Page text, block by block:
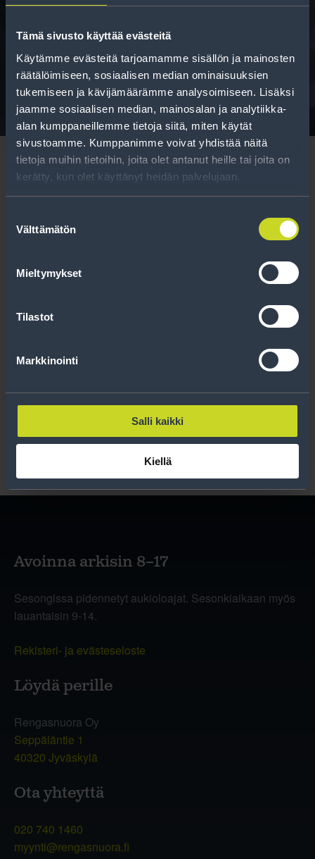
Tämä sivusto käyttää evästeitä
Käytämme evästeitä tarjoamamme sisällön ja mainosten
räätälöimiseen, sosiaalisen median ominaisuuksien
tukemiseen ja kävijämäärämme analysoimiseen. Lisäksi
jaamme sosiaalisen median, mainosalan ja analytiikka-
alan kumppaneillemme tietoja siitä, miten käytät
sivustoamme. Kumppanimme voivat yhdistää näitä
tietoja muihin tietoihin, joita olet antanut heille tai joita on
kerätty, kun olet käyttänyt heidän palvelujaan.
valinta
Välttämätön
Mieltymykset
Tilastot
Markkinointi
Salli kaikki
Kiellä
Rengasinfo
Tavallisen ihmisen tietoa merkinnöistä, renkaista ja
niiden huoltamisesta.
Tilaa uutiskirje
ajankohtaista tietoa renkaisiin liittyen,
tuotetarjouksemme.
Tilaa
Lue rekisteriseloste.
Avoinna arkisin 8–17
Sesongissa pidennetyt aukioloajat. Sesonkiaikaan myös
lauantaisin 9-14.
Rekisteri- ja evästeseloste
Löydä perille
Rengasnuora Oy
Seppäläntie 1
40320 Jyväskylä
Ota yhteyttä
020 740 1460
myynti@rengasnuora.fi